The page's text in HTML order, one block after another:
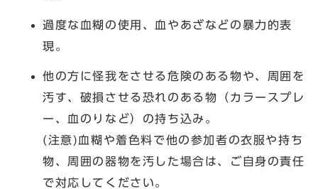
過度な血糊の使用、血やあざなどの暴力的表
現。
他の方に怪我をさせる危険のある物や、周囲を
汚す、破損させる恐れのある物（カラースプレ
ー、血のりなど）の持ち込み。
(注意)血糊や着色料で他の参加者の衣服や持ち
物、周囲の器物を汚した場合は、ご自身の責任
で対応してください。